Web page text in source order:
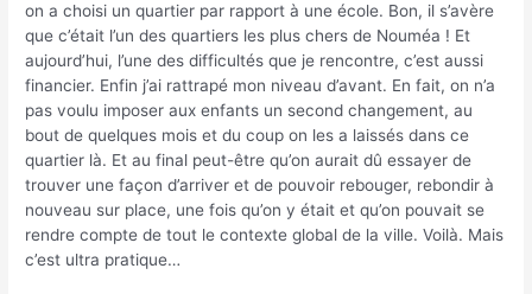
on a choisi un quartier par rapport à une école. Bon, il s’avère
que c’était l’un des quartiers les plus chers de Nouméa ! Et
aujourd’hui, l’une des difficultés que je rencontre, c’est aussi
financier. Enfin j’ai rattrapé mon niveau d’avant. En fait, on n’a
pas voulu imposer aux enfants un second changement, au
bout de quelques mois et du coup on les a laissés dans ce
quartier là. Et au final peut-être qu’on aurait dû essayer de
trouver une façon d’arriver et de pouvoir rebouger, rebondir à
nouveau sur place, une fois qu’on y était et qu’on pouvait se
rendre compte de tout le contexte global de la ville. Voilà. Mais
c’est ultra pratique…